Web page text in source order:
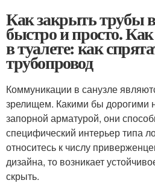
Как закрыть трубы
быстро и просто.
в туалете: как
трубопровод
Коммуникации в санузле
зрелищем. Какими бы дорогими
запорной арматурой, они
специфический интерьер типа
относитесь к числу
дизайна, то возникает
скрыть.